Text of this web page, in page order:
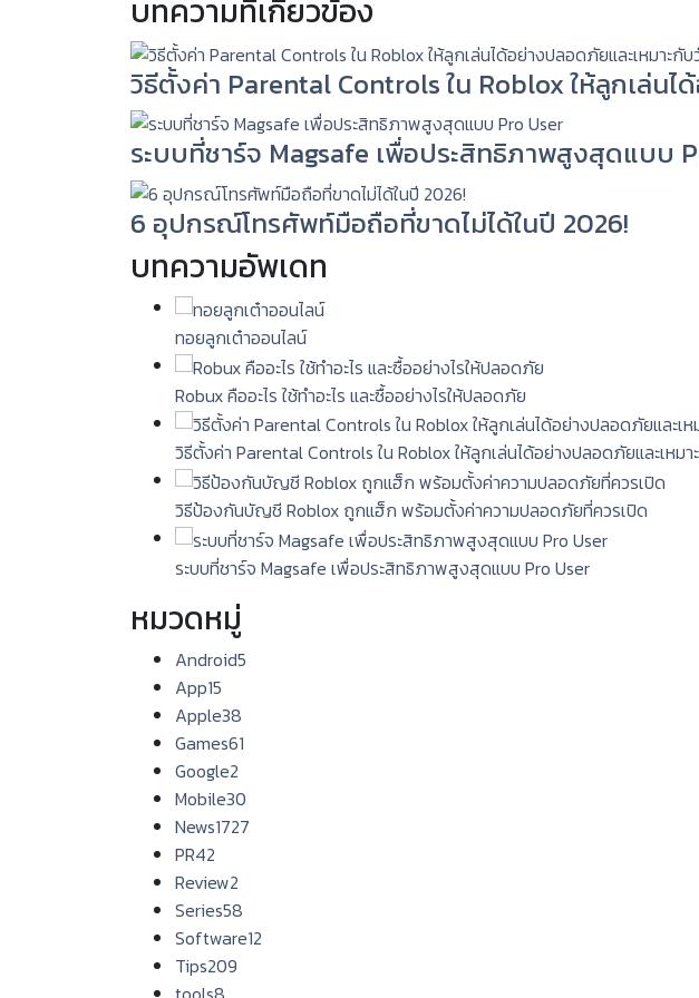
บทความที่เกี่ยวข้อง
วิธีตั้งค่า Parental Controls ใน Roblox ให้ลูกเล่น
ระบบที่ชาร์จ Magsafe เพื่อประสิทธิภาพสูงสุดแบบ
6 อุปกรณ์โทรศัพท์มือถือที่ขาดไม่ได้ในปี 2026!
บทความอัพเดท
ทอยลูกเต๋าออนไลน์
Robux คืออะไร ใช้ทำอะไร และซื้ออย่างไรให้ปลอดภัย
วิธีตั้งค่า Parental Controls ใน Roblox ให้ลูกเล่นได้อย่างปลอดภัยและเหมา
วิธีป้องกันบัญชี Roblox ถูกแฮ็ก พร้อมตั้งค่าความปลอดภัยที่ควรเปิด
ระบบที่ชาร์จ Magsafe เพื่อประสิทธิภาพสูงสุดแบบ Pro User
หมวดหมู่
Android5
App15
Apple38
Games61
Google2
Mobile30
News1727
PR42
Review2
Series58
Software12
Tips209